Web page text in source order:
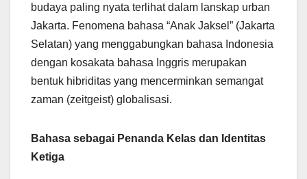
budaya paling nyata terlihat dalam lanskap urban
Jakarta. Fenomena bahasa “Anak Jaksel” (Jakarta
Selatan) yang menggabungkan bahasa Indonesia
dengan kosakata bahasa Inggris merupakan
bentuk hibriditas yang mencerminkan semangat
zaman (zeitgeist) globalisasi.
Bahasa sebagai Penanda Kelas dan Identitas
Ketiga